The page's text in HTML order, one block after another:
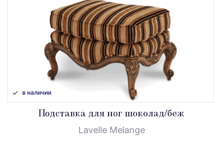
в наличии
Подставка для ног шоколад/беж
Lavelle Melange